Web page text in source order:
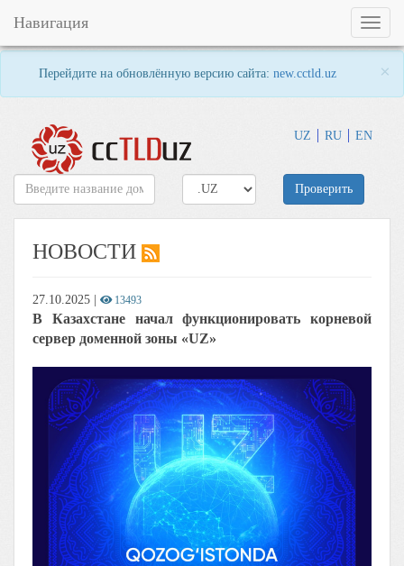
Перейдите на обновлённую версию сайта: new.cctld.uz ×
UZ RU EN
Toggle
Навигация
Проверить
НОВОСТИ
27.10.2025 13493
В Казахстане начал функционировать корневой
сервер доменной зоны «UZ»